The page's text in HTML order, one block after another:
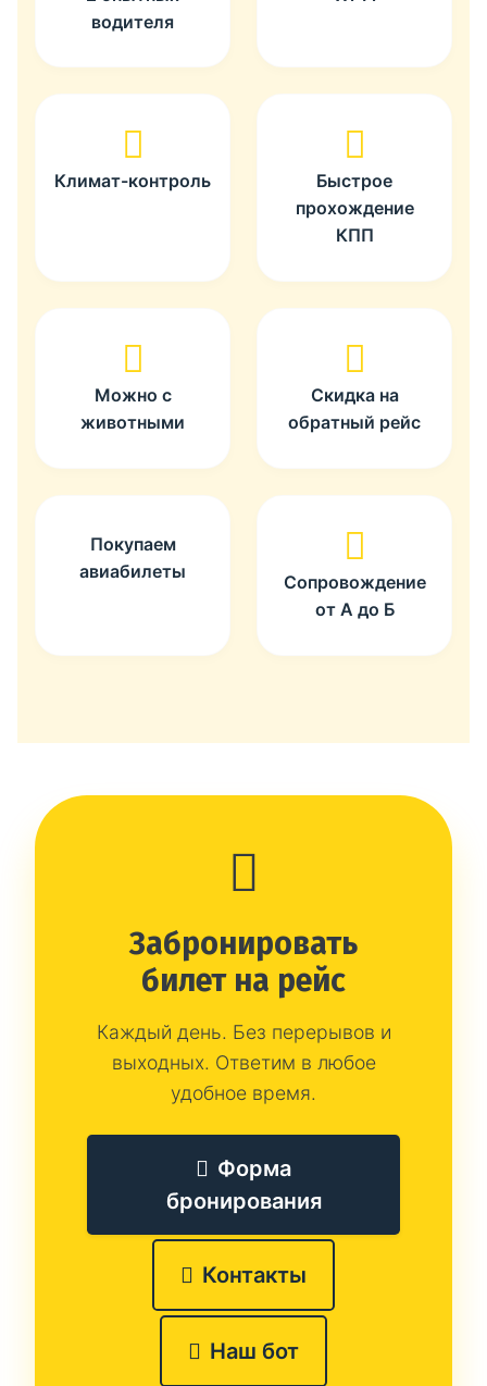
водителя
Климат-контроль
Быстрое
прохождение
КПП
Можно с
животными
Скидка на
обратный рейс
Покупаем
авиабилеты
Сопровождение
от А до Б
Забронировать
билет на рейс
Каждый день. Без перерывов и
выходных. Ответим в любое
удобное время.
Форма
бронирования
Контакты
Наш бот